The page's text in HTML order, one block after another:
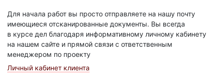
Для начала работ вы просто отправляете на нашу почту
имеющиеся отсканированные документы. Вы всегда
в курсе дел благодаря информативному личному кабинету
на нашем сайте и прямой связи с ответственным
менеджером по проекту
Личный кабинет клиента